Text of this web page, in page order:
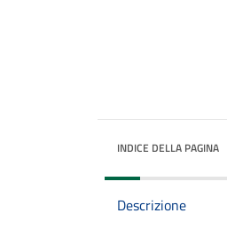
INDICE DELLA PAGINA
Descrizione